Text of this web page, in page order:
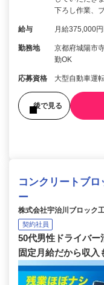
下ろし作業、
給与 月給375,000
勤務地
京都府城陽市
勤OK
応募資格 大型自動車運
後で見る
コンクリートブ
ー
株式会社宇治川ブロック
契約社員
50代男性ドライバ
固定月給だから収入